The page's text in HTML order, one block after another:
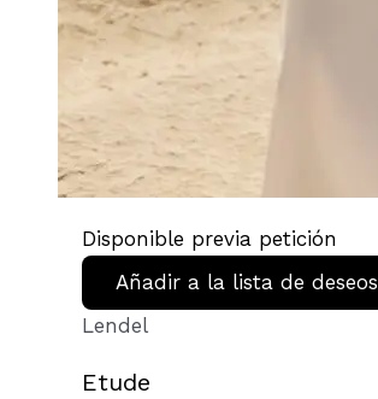
Disponible previa petición
Añadir a la lista de deseos
Lendel
Etude